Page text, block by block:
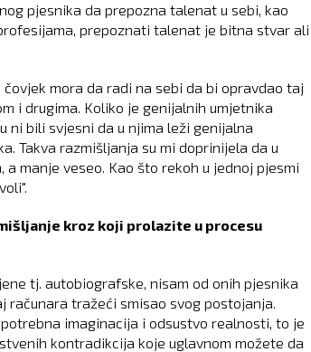
pjesnika da prepozna talenat u sebi, kao
prepoznati talenat je bitna stvar ali
mora da radi na sebi da bi opravdao taj
i drugima. Koliko je genijalnih umjetnika
ni bili svjesni da u njima leži genijalna
Takva razmišljanja su mi doprinijela da u
a manje veseo. Kao što rekoh u jednoj pjesmi
kroz koji prolazite u procesu
tj. autobiografske, nisam od onih pjesnika
računara tražeći smisao svog postojanja.
imaginacija i odsustvo realnosti, to je
kontradikcija koje uglavnom možete da